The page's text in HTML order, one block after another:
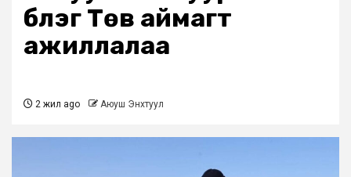
бүлэг Төв аймагт
ажиллалаа
2 жил ago Аюуш Энхтуул